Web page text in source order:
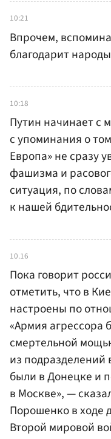
10:21
Впрочем,
благодарит
10:18
Путин начинает с
с упоминания о
Европа» не сразу
фашизма и
ситуация, по
к нашей
10.16
Пока говорит
отметить, что в
настроены по
«Армия агрессора
смертельной
из подразделений
были в Донецке и
в Москве», —
Порошенко в ходе
Второй мировой